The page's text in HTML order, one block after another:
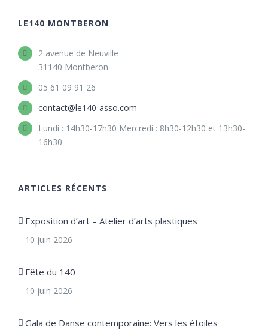
LE140 MONTBERON
2 avenue de Neuville
31140 Montberon
05 61 09 91 26
contact@le140-asso.com
Lundi : 14h30-17h30 Mercredi : 8h30-12h30 et 13h30-
16h30
ARTICLES RÉCENTS
Exposition d’art – Atelier d’arts plastiques
10 juin 2026
Fête du 140
10 juin 2026
Gala de Danse contemporaine: Vers les étoiles